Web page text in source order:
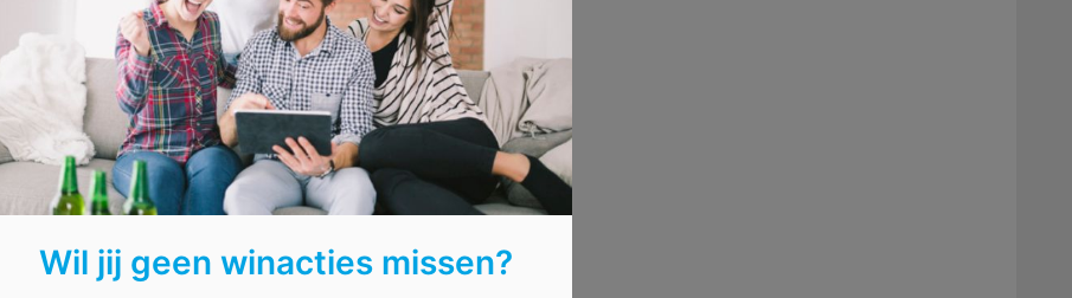
itunes ,prijsvragen,wedstrijd,winnen
Win een Looney Tunes prijzenpakket
Win 2 tickets voor het Demi Lovato concert
Wil jij geen winacties missen?